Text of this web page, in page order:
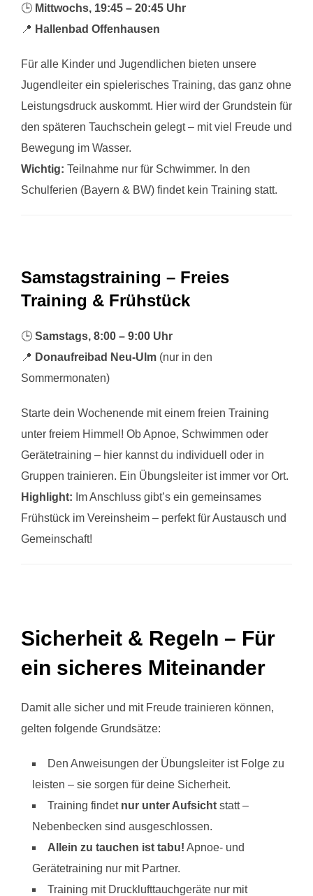
🕒 Mittwochs, 19:45 – 20:45 Uhr
📍 Hallenbad Offenhausen
Für alle Kinder und Jugendlichen bieten unsere
Jugendleiter ein spielerisches Training, das ganz ohne
Leistungsdruck auskommt. Hier wird der Grundstein für
den späteren Tauchschein gelegt – mit viel Freude und
Bewegung im Wasser.
Wichtig: Teilnahme nur für Schwimmer. In den
Schulferien (Bayern & BW) findet kein Training statt.
Samstagstraining – Freies
Training & Frühstück
🕒 Samstags, 8:00 – 9:00 Uhr
📍 Donaufreibad Neu-Ulm (nur in den
Sommermonaten)
Starte dein Wochenende mit einem freien Training
unter freiem Himmel! Ob Apnoe, Schwimmen oder
Gerätetraining – hier kannst du individuell oder in
Gruppen trainieren. Ein Übungsleiter ist immer vor Ort.
Highlight: Im Anschluss gibt’s ein gemeinsames
Frühstück im Vereinsheim – perfekt für Austausch und
Gemeinschaft!
Sicherheit & Regeln – Für
ein sicheres Miteinander
Damit alle sicher und mit Freude trainieren können,
gelten folgende Grundsätze:
Den Anweisungen der Übungsleiter ist Folge zu
leisten – sie sorgen für deine Sicherheit.
Training findet nur unter Aufsicht statt –
Nebenbecken sind ausgeschlossen.
Allein zu tauchen ist tabu! Apnoe- und
Gerätetraining nur mit Partner.
Training mit Drucklufttauchgeräte nur mit